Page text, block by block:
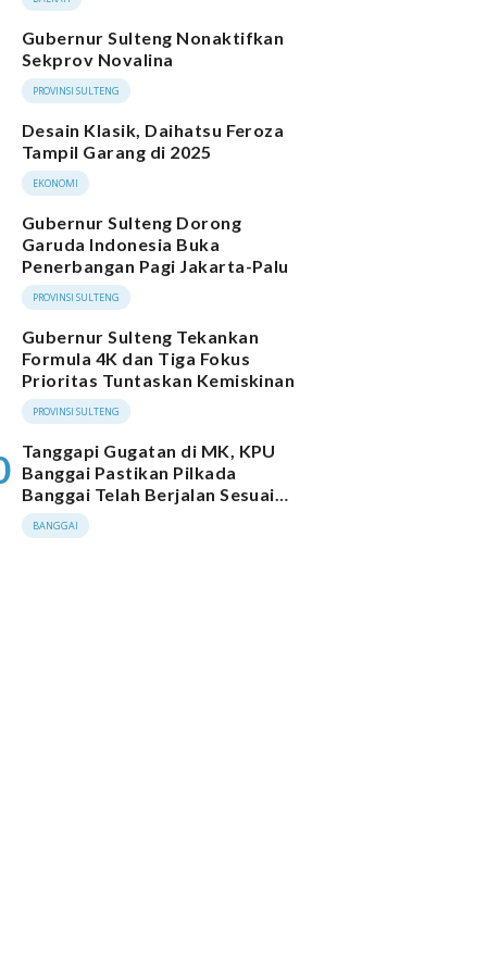
Gubernur Sulteng Nonaktifkan
Sekprov Novalina
PROVINSI SULTENG
Desain Klasik, Daihatsu Feroza
Tampil Garang di 2025
EKONOMI
Gubernur Sulteng Dorong
Garuda Indonesia Buka
Penerbangan Pagi Jakarta-Palu
PROVINSI SULTENG
Gubernur Sulteng Tekankan
Formula 4K dan Tiga Fokus
Prioritas Tuntaskan Kemiskinan
PROVINSI SULTENG
Tanggapi Gugatan di MK, KPU
Banggai Pastikan Pilkada
Banggai Telah Berjalan Sesuai
Tahapan
BANGGAI